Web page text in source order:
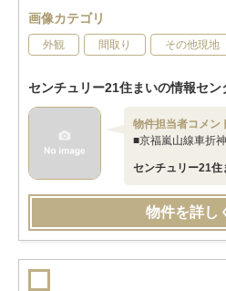
画像カテゴリ
外観 間取り その他現地
センチュリー21住まいの情報セン
物件担当者コメン
■京福嵐山線車折
センチュリー21住
物件を詳し